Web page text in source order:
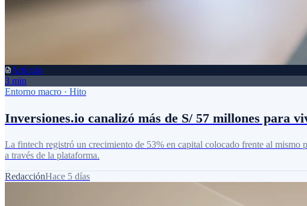
Artículo
3 min
Entorno macro · Hito
Inversiones.io canalizó más de S/ 57 millones para
La fintech registró un crecimiento de 53% en capital colocado frente al mismo
a través de la plataforma.
RedacciónHace 5 días